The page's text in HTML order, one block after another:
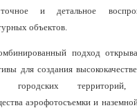
и детальное
объектов.
подход
для создания
городских территорий,
аэрофотосъемки и